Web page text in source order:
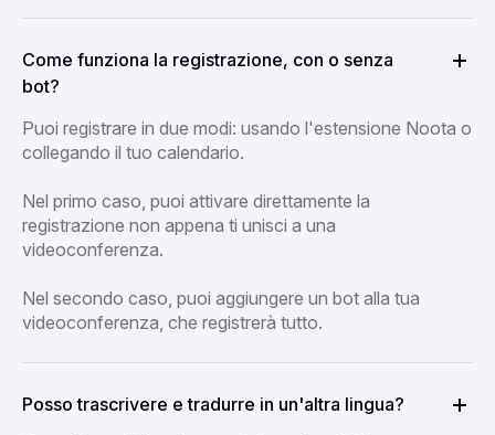
Come funziona la registrazione, con o senza
bot?
Puoi registrare in due modi: usando l'estensione Noota o
collegando il tuo calendario.
Nel primo caso, puoi attivare direttamente la
registrazione non appena ti unisci a una
videoconferenza.
Nel secondo caso, puoi aggiungere un bot alla tua
videoconferenza, che registrerà tutto.
Posso trascrivere e tradurre in un'altra lingua?